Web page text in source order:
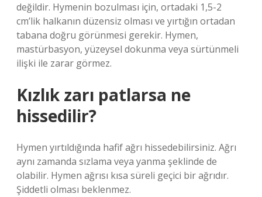
değildir. Hymenin bozulması için, ortadaki 1,5-2
cm’lik halkanın düzensiz olması ve yırtığın ortadan
tabana doğru görünmesi gerekir. Hymen,
mastürbasyon, yüzeysel dokunma veya sürtünmeli
ilişki ile zarar görmez.
Kızlık zarı patlarsa ne
hissedilir?
Hymen yırtıldığında hafif ağrı hissedebilirsiniz. Ağrı
aynı zamanda sızlama veya yanma şeklinde de
olabilir. Hymen ağrısı kısa süreli geçici bir ağrıdır.
Şiddetli olması beklenmez.